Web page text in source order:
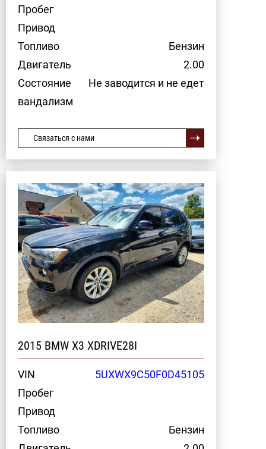
Пробег
Привод
Топливо
Бензин
Двигатель
2.00
Состояние
Не заводится и не едет
вандализм
Связаться с нами
2015 BMW X3 XDRIVE28I
VIN
5UXWX9C50F0D45105
Пробег
Привод
Топливо
Бензин